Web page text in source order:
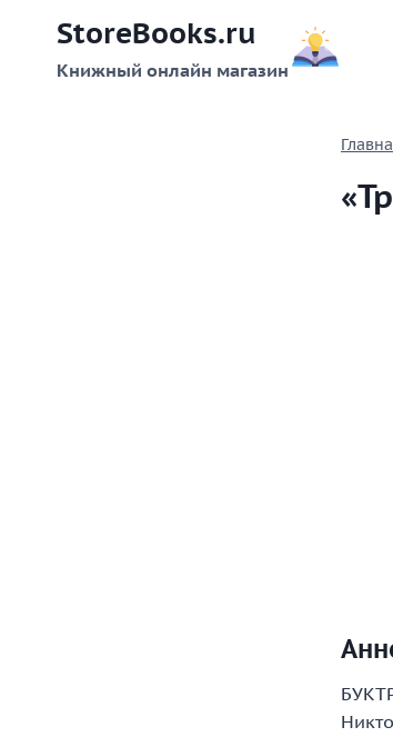
содержимому
StoreBooks.ru
Книжный онлайн магазин